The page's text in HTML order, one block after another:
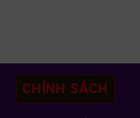
CHÍNH SÁCH